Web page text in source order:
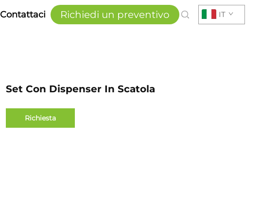
Contattaci Richiedi un preventivo IT
Set Con Dispenser In Scatola
Richiesta